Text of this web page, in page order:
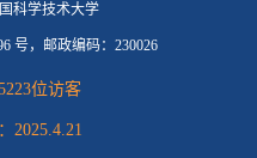
科学技术大学
号，邮政编码：230026
位访客
2025.4.21